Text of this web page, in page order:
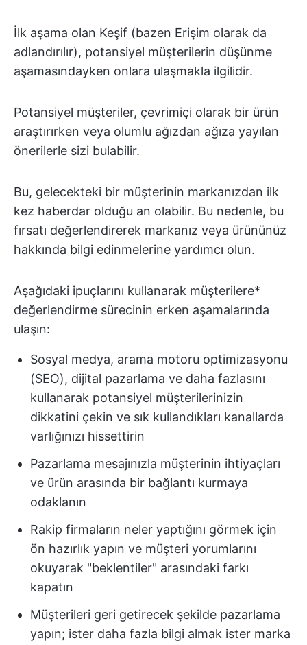
İlk aşama olan Keşif (bazen Erişim olarak da
adlandırılır), potansiyel müşterilerin düşünme
aşamasındayken onlara ulaşmakla ilgilidir.
Potansiyel müşteriler, çevrimiçi olarak bir ürün
araştırırken veya olumlu ağızdan ağıza yayılan
önerilerle sizi bulabilir.
Bu, gelecekteki bir müşterinin markanızdan ilk
kez haberdar olduğu an olabilir. Bu nedenle, bu
fırsatı değerlendirerek markanız veya ürününüz
hakkında bilgi edinmelerine yardımcı olun.
Aşağıdaki ipuçlarını kullanarak müşterilere*
değerlendirme sürecinin erken aşamalarında
ulaşın:
Sosyal medya, arama motoru optimizasyonu
(SEO), dijital pazarlama ve daha fazlasını
kullanarak potansiyel müşterilerinizin
dikkatini çekin ve sık kullandıkları kanallarda
varlığınızı hissettirin
Pazarlama mesajınızla müşterinin ihtiyaçları
ve ürün arasında bir bağlantı kurmaya
odaklanın
Rakip firmaların neler yaptığını görmek için
ön hazırlık yapın ve müşteri yorumlarını
okuyarak "beklentiler" arasındaki farkı
kapatın
Müşterileri geri getirecek şekilde pazarlama
yapın; ister daha fazla bilgi almak ister marka